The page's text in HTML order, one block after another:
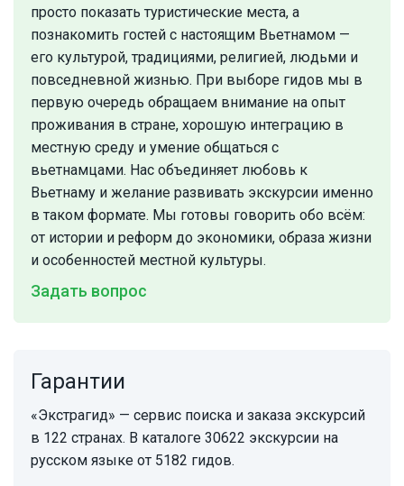
просто показать туристические места, а
познакомить гостей с настоящим Вьетнамом —
его культурой, традициями, религией, людьми и
повседневной жизнью. При выборе гидов мы в
первую очередь обращаем внимание на опыт
проживания в стране, хорошую интеграцию в
местную среду и умение общаться с
вьетнамцами. Нас объединяет любовь к
Вьетнаму и желание развивать экскурсии именно
в таком формате. Мы готовы говорить обо всём:
от истории и реформ до экономики, образа жизни
и особенностей местной культуры.
Задать вопрос
Гарантии
«Экстрагид» — сервис поиска и заказа экскурсий
в 122 странах. В каталоге 30622 экскурсии на
русском языке от 5182 гидов.